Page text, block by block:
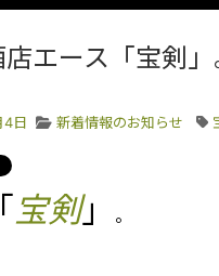
エース「宝剣
4日 新着情報のお知らせ
「宝剣」 。